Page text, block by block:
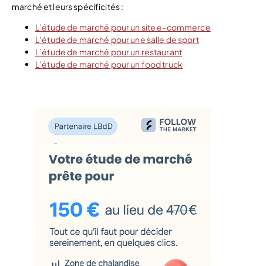
marché et leurs spécificités :
L’étude de marché pour un site e-commerce
L’étude de marché pour une salle de sport
L’étude de marché pour un restaurant
L’étude de marché pour un food truck